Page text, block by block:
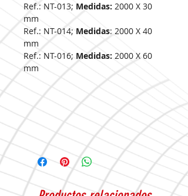
Ref.: NT-013; Medidas: 2000 X 30
mm
Ref.: NT-014; Medidas: 2000 X 40
mm
Ref.: NT-016; Medidas: 2000 X 60
mm